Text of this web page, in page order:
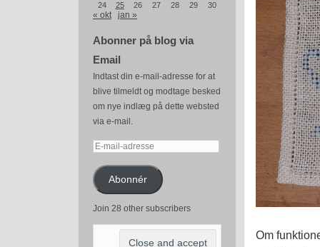
24
25 26 27 28 29 30
« okt jan »
Abonner på blog via
Email
Indtast din e-mail-adresse for at
blive tilmeldt og modtage besked
om nye indlæg på dette websted
via e-mail.
E-
adresseAbonnér
Join 28 other subscribers
Om